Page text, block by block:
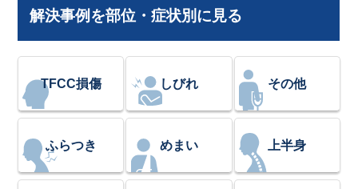
解決事例を部位・症状別に見る
TFCC損傷 しびれ その他
ふらつき めまい 上半身